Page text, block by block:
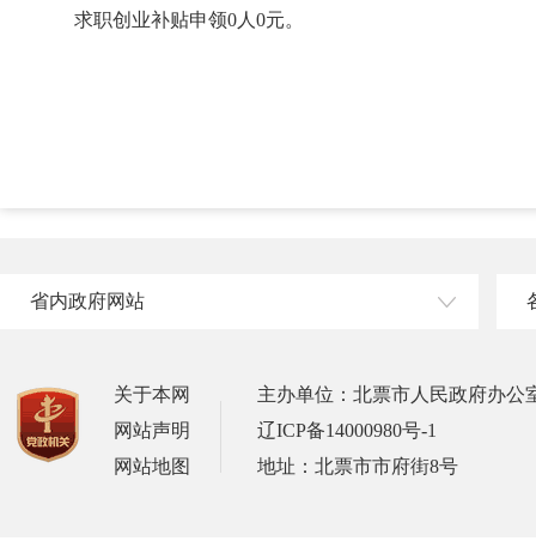
求职创业补贴申领0人0元。
省内政府网站
关于本网
网站声明
网站地图
主办单位：北票市人民政府办公
辽ICP备14000980号-1
地址：北票市市府街8号